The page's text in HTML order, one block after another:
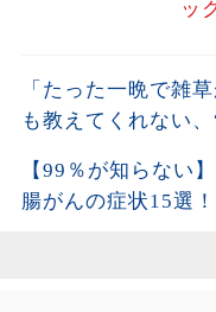
ッ
「たった一晩で雑
も教えてくれない
【99％が知らない
腸がんの症状15選